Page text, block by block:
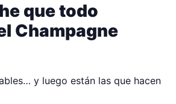
que todo
Champagne
y luego están las que hacen